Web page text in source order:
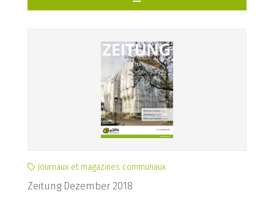
Journaux et magazines communaux
Zeitung Dezember 2018